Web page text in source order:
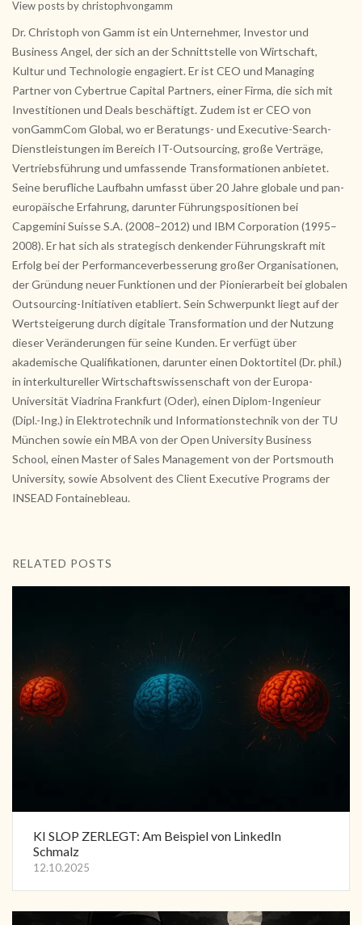
View posts by christophvongamm
Dr. Christoph von Gamm ist ein Unternehmer, Investor und
Business Angel, der sich an der Schnittstelle von Wirtschaft,
Kultur und Technologie engagiert. Er ist CEO und Managing
Partner von Cybertrue Capital Partners, einer Firma, die sich mit
Investitionen und Deals beschäftigt. Zudem ist er CEO von
vonGammCom Global, wo er Beratungs- und Executive-Search-
Dienstleistungen im Bereich IT-Outsourcing, große Verträge,
Vertriebsführung und umfassende Transformationen anbietet.
Seine berufliche Laufbahn umfasst über 20 Jahre globale und pan-
europäische Erfahrung, darunter Führungspositionen bei
Capgemini Suisse S.A. (2008–2012) und IBM Corporation (1995–
2008). Er hat sich als strategisch denkender Führungskraft mit
Erfolg bei der Performanceverbesserung großer Organisationen,
der Gründung neuer Funktionen und der Pionierarbeit bei globalen
Outsourcing-Initiativen etabliert. Sein Schwerpunkt liegt auf der
Wertsteigerung durch digitale Transformation und der Nutzung
dieser Veränderungen für seine Kunden. Er verfügt über
akademische Qualifikationen, darunter einen Doktortitel (Dr. phil.)
in interkultureller Wirtschaftswissenschaft von der Europa-
Universität Viadrina Frankfurt (Oder), einen Diplom-Ingenieur
(Dipl.-Ing.) in Elektrotechnik und Informationstechnik von der TU
München sowie ein MBA von der Open University Business
School, einen Master of Sales Management von der Portsmouth
University, sowie Absolvent des Client Executive Programs der
INSEAD Fontainebleau.
RELATED POSTS
KI SLOP ZERLEGT: Am Beispiel von LinkedIn
Schmalz
12.10.2025